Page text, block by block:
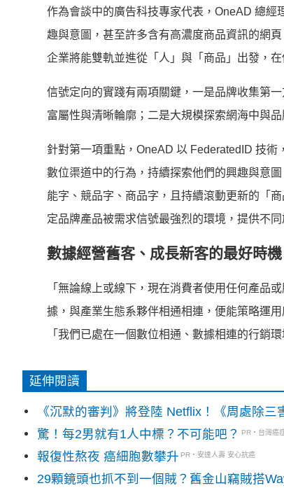
作為會談中的廣告科技專家代表，OneAD 總經
趣與意圖， 甚至許多含有高濃度商品資訊的網頁
企業將能雙軌並進從「人」與「商品」出發， 在
信號定向的實踐有兩項關鍵，一是品牌收集第一
富屬性與清晰輪廓； 二是大規模探索網海中與
針對第一項重點，OneAD 以 FederatedID 技
數位渠道中的行為， 持續探索他們的興趣與意
能字、競品字、商品字，且持續滾動更新的「
定品牌產品被需求信號最強烈的環境，提供不
數據經營舊客、成長新客的最好時
「無論線上或線下，現在消費者使用任何產品或
據，與產業生態系夥伴相通相連， 便能策略運
「我們已處在一個數位相通、數據相連的行銷
延伸閱讀
《沉默的審判》將登陸 Netflix！《周處除
驚！每2男就有1人中標？不可能吧？
PR・台灣癌
報復性熬夜 癌細胞數攀升 PR・安達人壽 安心抗癌
29顆鏡頭也抓不到一個賊？舊金山竊賊搭